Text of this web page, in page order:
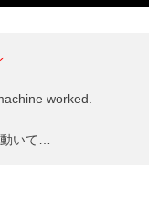
worked.
いて…